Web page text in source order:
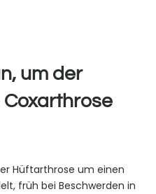
um der
Coxarthrose
Hüftarthrose um einen
früh bei Beschwerden in